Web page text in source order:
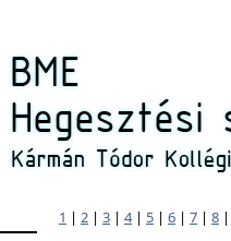
1 | 2 | 3 | 4| 5 | 6 | 7 | 8